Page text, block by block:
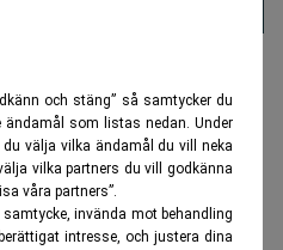
och stäng” så samtycker du
som listas nedan. Under
du välja vilka ändamål du vill neka
vilka partners du vill godkänna
våra partners”.
invända mot behandling
intresse, och justera dina
– rekryterar HR-chef